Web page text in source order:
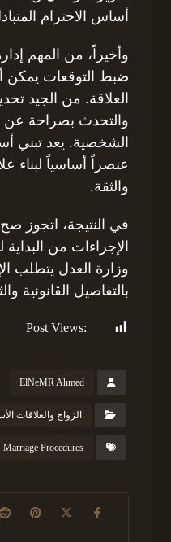
أساس الاحترام
وأخيراً، من المهم
ضبط التوقعات يمكن
العلاقة. من الجيد
والتحدث بصراحة عن
الشخصية. يعد تبني
عنصراً أساسياً لبناء
والثقة.
في النتيجة، اتجوز
الإجراءات من
وزارة العدل يتطلب
بالتفاصيل القانونية
Post Views:
ElNeMR Ahmed
الزواج والعلاقات
Marriage Procedures